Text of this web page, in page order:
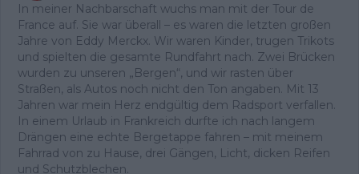
In meiner Nachbarschaft wuchs man mit der Tour de
France auf. Sie war überall – es waren die letzten großen
Jahre von Eddy Merckx. Wir waren Kinder, trugen Trikots
und spielten die gesamte Rundfahrt nach. Zwei Brücken
wurden zu unseren „Bergen“, und wir rasten über
Straßen, als Autos noch nicht den Ton angaben. Mit 13
Jahren war mein Herz endgültig dem Radsport verfallen.
In einem Urlaub in Frankreich durfte ich nach langem
Drängen eine echte Bergetappe fahren – mit meinem
Fahrrad von zu Hause, drei Gängen, Licht, dicken Reifen
und Schutzblechen.